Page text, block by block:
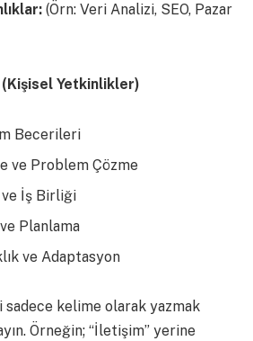
(Örn: Veri Analizi, SEO, Pazar
Yetkinlikler)
Becerileri
ve Problem Çözme
ve İş Birliği
Planlama
ve Adaptasyon
sadece kelime olarak yazmak
Örneğin; “İletişim” yerine